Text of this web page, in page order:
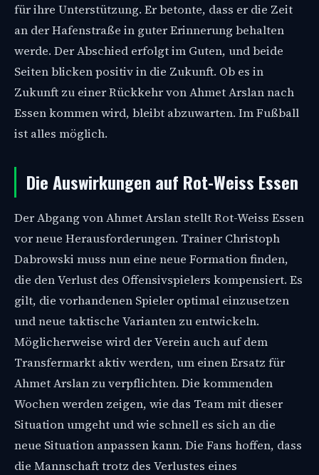
für ihre Unterstützung. Er betonte, dass er die Zeit
an der Hafenstraße in guter Erinnerung behalten
werde. Der Abschied erfolgt im Guten, und beide
Seiten blicken positiv in die Zukunft. Ob es in
Zukunft zu einer Rückkehr von Ahmet Arslan nach
Essen kommen wird, bleibt abzuwarten. Im Fußball
ist alles möglich.
Die Auswirkungen auf Rot-Weiss Essen
Der Abgang von Ahmet Arslan stellt Rot-Weiss Essen
vor neue Herausforderungen. Trainer Christoph
Dabrowski muss nun eine neue Formation finden,
die den Verlust des Offensivspielers kompensiert. Es
gilt, die vorhandenen Spieler optimal einzusetzen
und neue taktische Varianten zu entwickeln.
Möglicherweise wird der Verein auch auf dem
Transfermarkt aktiv werden, um einen Ersatz für
Ahmet Arslan zu verpflichten. Die kommenden
Wochen werden zeigen, wie das Team mit dieser
Situation umgeht und wie schnell es sich an die
neue Situation anpassen kann. Die Fans hoffen, dass
die Mannschaft trotz des Verlustes eines